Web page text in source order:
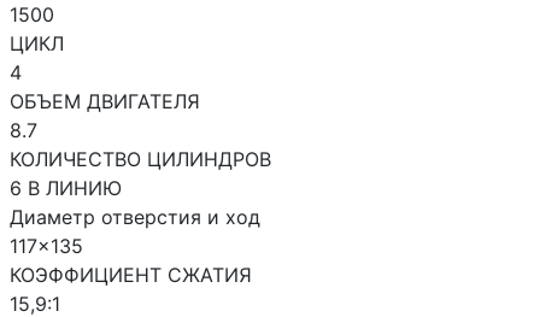
1500
ЦИКЛ
4
ОБЪЕМ ДВИГАТЕЛЯ
8.7
КОЛИЧЕСТВО ЦИЛИНДРОВ
6 В ЛИНИЮ
Диаметр отверстия и ход
117x135
КОЭФФИЦИЕНТ СЖАТИЯ
15,9:1